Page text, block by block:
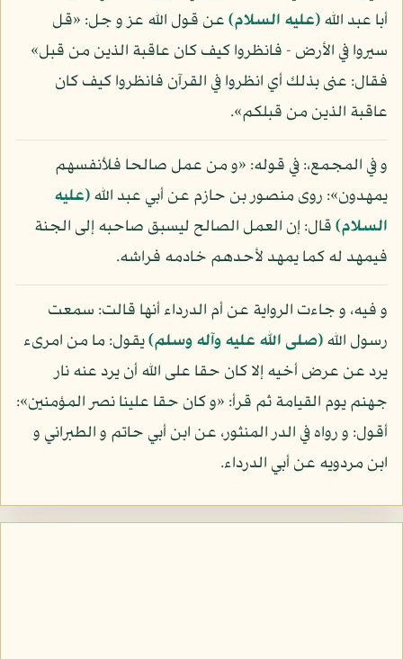
أبا عبد الله(عليه السلام)عن قول الله عز و جل: «قل
سيروا في الأرض - فانظروا كيف كان عاقبة الذين من قبل»
فقال: عنى بذلك أي انظروا في القرآن فانظروا كيف كان
عاقبة الذين من قبلكم».
و في المجمع،: في قوله: «و من عمل صالحا فلأنفسهم
يمهدون»: روى منصور بن حازم عن أبي عبد الله(عليه
السلام)قال: إن العمل الصالح ليسبق صاحبه إلى الجنة
فيمهد له كما يمهد لأحدهم خادمه فراشه.
و فيه، و جاءت الرواية عن أم الدرداء أنها قالت: سمعت
رسول الله(صلى الله عليه وآله وسلم)يقول: ما من امرىء
يرد عن عرض أخيه إلا كان حقا على الله أن يرد عنه نار
جهنم يوم القيامة ثم قرأ: «و كان حقا علينا نصر المؤمنين»:
أقول: و رواه في الدر المنثور، عن ابن أبي حاتم و الطبراني و
ابن مردويه عن أبي الدرداء.